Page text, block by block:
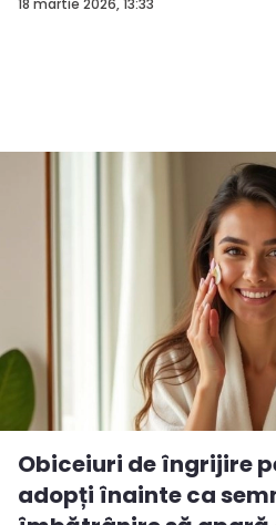
18 martie 2026, 13:33
Obiceiuri de îngrijire
adopți înainte ca